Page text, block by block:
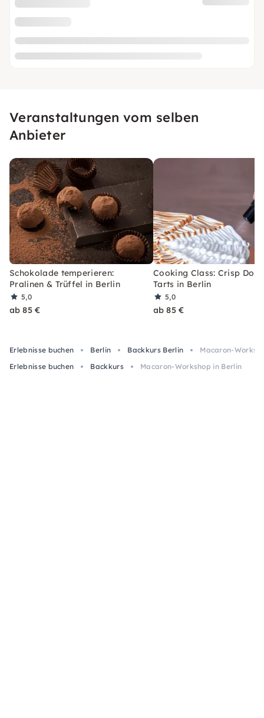
Veranstaltungen vom selben
Anbieter
Schokolade temperieren:
Pralinen & Trüffel in Berlin
5,0
ab 85 €
Cooking Class: Crisp
Tarts in Berlin
5,0
ab 85 €
Erlebnisse buchen Berlin Backkurs Berlin
Macaron-
Erlebnisse buchen
Backkurs Macaron-Workshop in Berlin